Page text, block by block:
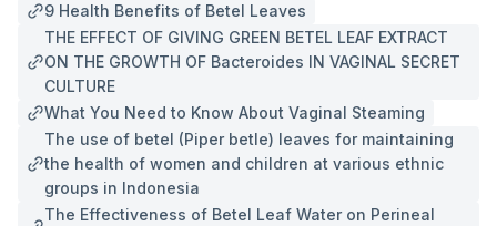
9 Health Benefits of Betel Leaves
THE EFFECT OF GIVING GREEN BETEL LEAF EXTRACT
ON THE GROWTH OF Bacteroides IN VAGINAL SECRET
CULTURE
What You Need to Know About Vaginal Steaming
The use of betel (Piper betle) leaves for maintaining
the health of women and children at various ethnic
groups in Indonesia
The Effectiveness of Betel Leaf Water on Perineal